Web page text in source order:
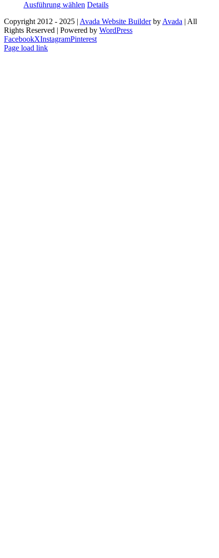
Ausführung wählen Details
Copyright 2012 - 2025 | Avada Website Builderby Avada | All
Rights Reserved | Powered by WordPress
FacebookXInstagramPinterest
Page load link